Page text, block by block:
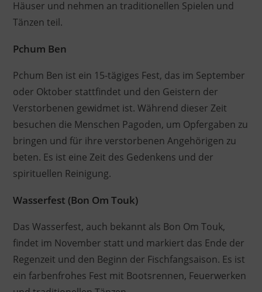
Häuser und nehmen an traditionellen Spielen und
Tänzen teil.
Pchum Ben
Pchum Ben ist ein 15-tägiges Fest, das im September
oder Oktober stattfindet und den Geistern der
Verstorbenen gewidmet ist. Während dieser Zeit
besuchen die Menschen Pagoden, um Opfergaben zu
bringen und für ihre verstorbenen Angehörigen zu
beten. Es ist eine Zeit des Gedenkens und der
spirituellen Reinigung.
Wasserfest (Bon Om Touk)
Das Wasserfest, auch bekannt als Bon Om Touk,
findet im November statt und markiert das Ende der
Regenzeit und den Beginn der Fischfangsaison. Es ist
ein farbenfrohes Fest mit Bootsrennen, Feuerwerken